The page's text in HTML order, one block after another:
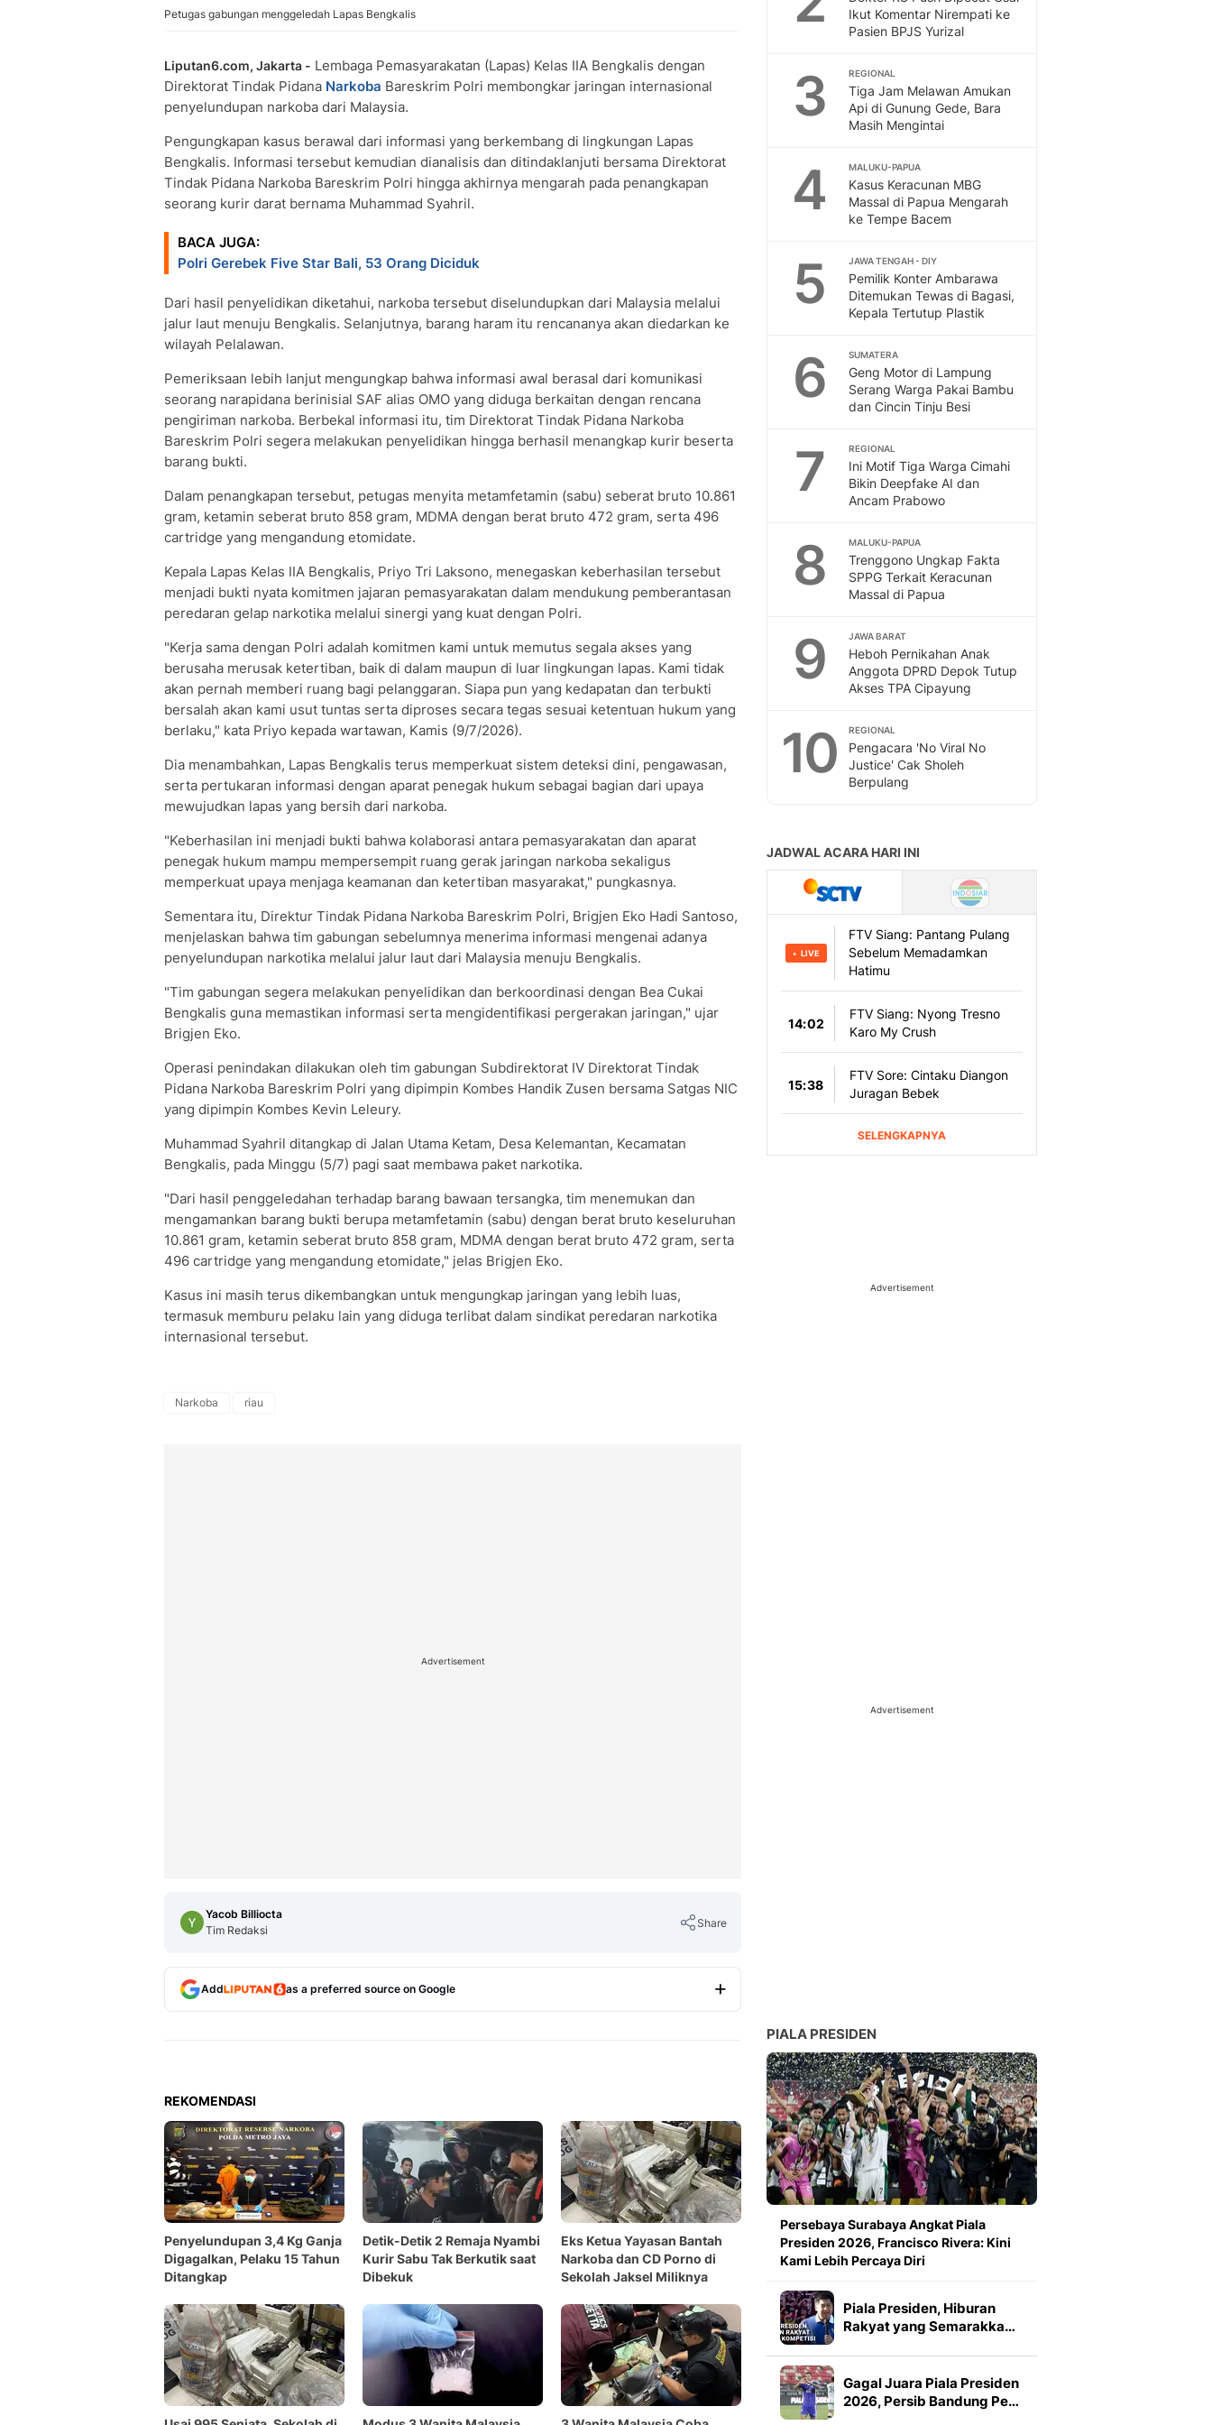
Petugas gabungan menggeledah Lapas Bengkalis
Liputan6.com, Jakarta - Lembaga Pemasyarakatan (Lapas) Kelas IIA Bengkalis dengan
Direktorat Tindak Pidana Narkoba Bareskrim Polri membongkar jaringan internasional
penyelundupan narkoba dari Malaysia.
Pengungkapan kasus berawal dari informasi yang berkembang di lingkungan Lapas
Bengkalis. Informasi tersebut kemudian dianalisis dan ditindaklanjuti bersama Direktorat
Tindak Pidana Narkoba Bareskrim Polri hingga akhirnya mengarah pada penangkapan
seorang kurir darat bernama Muhammad Syahril.
BACA JUGA:
Polri Gerebek Five Star Bali, 53 Orang Diciduk
Dari hasil penyelidikan diketahui, narkoba tersebut diselundupkan dari Malaysia melalui
jalur laut menuju Bengkalis. Selanjutnya, barang haram itu rencananya akan diedarkan ke
wilayah Pelalawan.
Pemeriksaan lebih lanjut mengungkap bahwa informasi awal berasal dari komunikasi
seorang narapidana berinisial SAF alias OMO yang diduga berkaitan dengan rencana
pengiriman narkoba. Berbekal informasi itu, tim Direktorat Tindak Pidana Narkoba
Bareskrim Polri segera melakukan penyelidikan hingga berhasil menangkap kurir beserta
barang bukti.
Dalam penangkapan tersebut, petugas menyita metamfetamin (sabu) seberat bruto 10.861
gram, ketamin seberat bruto 858 gram, MDMA dengan berat bruto 472 gram, serta 496
cartridge yang mengandung etomidate.
Kepala Lapas Kelas IIA Bengkalis, Priyo Tri Laksono, menegaskan keberhasilan tersebut
menjadi bukti nyata komitmen jajaran pemasyarakatan dalam mendukung pemberantasan
peredaran gelap narkotika melalui sinergi yang kuat dengan Polri.
"Kerja sama dengan Polri adalah komitmen kami untuk memutus segala akses yang
berusaha merusak ketertiban, baik di dalam maupun di luar lingkungan lapas. Kami tidak
akan pernah memberi ruang bagi pelanggaran. Siapa pun yang kedapatan dan terbukti
bersalah akan kami usut tuntas serta diproses secara tegas sesuai ketentuan hukum yang
berlaku," kata Priyo kepada wartawan, Kamis (9/7/2026).
Dia menambahkan, Lapas Bengkalis terus memperkuat sistem deteksi dini, pengawasan,
serta pertukaran informasi dengan aparat penegak hukum sebagai bagian dari upaya
mewujudkan lapas yang bersih dari narkoba.
"Keberhasilan ini menjadi bukti bahwa kolaborasi antara pemasyarakatan dan aparat
penegak hukum mampu mempersempit ruang gerak jaringan narkoba sekaligus
memperkuat upaya menjaga keamanan dan ketertiban masyarakat," pungkasnya.
Sementara itu, Direktur Tindak Pidana Narkoba Bareskrim Polri, Brigjen Eko Hadi Santoso,
menjelaskan bahwa tim gabungan sebelumnya menerima informasi mengenai adanya
penyelundupan narkotika melalui jalur laut dari Malaysia menuju Bengkalis.
"Tim gabungan segera melakukan penyelidikan dan berkoordinasi dengan Bea Cukai
Bengkalis guna memastikan informasi serta mengidentifikasi pergerakan jaringan," ujar
Brigjen Eko.
Operasi penindakan dilakukan oleh tim gabungan Subdirektorat IV Direktorat Tindak
Pidana Narkoba Bareskrim Polri yang dipimpin Kombes Handik Zusen bersama Satgas NIC
yang dipimpin Kombes Kevin Leleury.
Muhammad Syahril ditangkap di Jalan Utama Ketam, Desa Kelemantan, Kecamatan
Bengkalis, pada Minggu (5/7) pagi saat membawa paket narkotika.
"Dari hasil penggeledahan terhadap barang bawaan tersangka, tim menemukan dan
mengamankan barang bukti berupa metamfetamin (sabu) dengan berat bruto keseluruhan
10.861 gram, ketamin seberat bruto 858 gram, MDMA dengan berat bruto 472 gram, serta
496 cartridge yang mengandung etomidate," jelas Brigjen Eko.
Kasus ini masih terus dikembangkan untuk mengungkap jaringan yang lebih luas,
termasuk memburu pelaku lain yang diduga terlibat dalam sindikat peredaran narkotika
internasional tersebut.
Narkoba riau
Advertisement
Yacob Billiocta
Tim Redaksi
Share
Add as a preferred source on Google
REKOMENDASI
Penyelundupan 3,4 Kg Ganja
Digagalkan, Pelaku 15 Tahun
Ditangkap
Detik-Detik 2 Remaja Nyambi
Kurir Sabu Tak Berkutik saat
Dibekuk
Eks Ketua Yayasan Bantah
Narkoba dan CD Porno di
Sekolah Jaksel Miliknya
Ikut Komentar Nirempati ke
Pasien BPJS Yurizal
3 REGIONAL
Tiga Jam Melawan Amukan
Api di Gunung Gede, Bara
Masih Mengintai
4 MALUKU-PAPUA
Kasus Keracunan MBG
Massal di Papua Mengarah
ke Tempe Bacem
5 JAWA TENGAH - DIY
Pemilik Konter Ambarawa
Ditemukan Tewas di Bagasi,
Kepala Tertutup Plastik
6 SUMATERA
Geng Motor di Lampung
Serang Warga Pakai Bambu
dan Cincin Tinju Besi
7 REGIONAL
Ini Motif Tiga Warga Cimahi
Bikin Deepfake AI dan
Ancam Prabowo
8 MALUKU-PAPUA
Trenggono Ungkap Fakta
SPPG Terkait Keracunan
Massal di Papua
9 JAWA BARAT
Heboh Pernikahan Anak
Anggota DPRD Depok Tutup
Akses TPA Cipayung
10 REGIONAL
Pengacara 'No Viral No
Justice' Cak Sholeh
Berpulang
Advertisement
Advertisement
PIALA PRESIDEN
Persebaya Surabaya Angkat Piala
Presiden 2026, Francisco Rivera: Kini
Kami Lebih Percaya Diri
Piala Presiden, Hiburan
Rakyat yang Semarakka…
Gagal Juara Piala Presiden
2026, Persib Bandung Pe…